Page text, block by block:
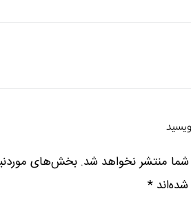
شما منتشر نخواهد شد. بخش‌های
*